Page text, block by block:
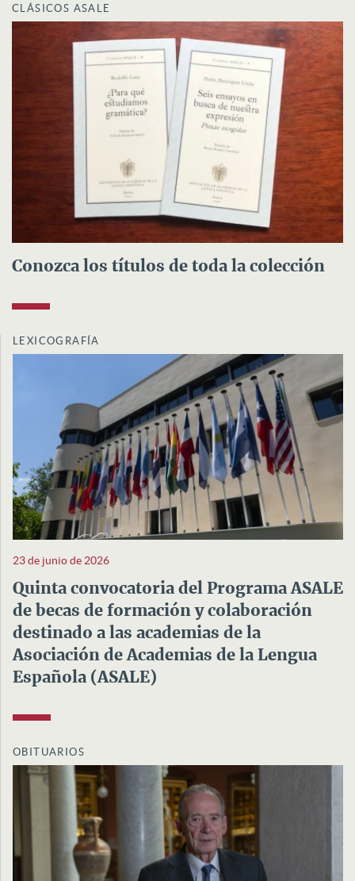
CLÁSICOS ASALE
Conozca los títulos de toda la colección
LEXICOGRAFÍA
23 de junio de 2026
Quinta convocatoria del Programa ASALE
de becas de formación y colaboración
destinado a las academias de la
Asociación de Academias de la Lengua
Española (ASALE)
OBITUARIOS